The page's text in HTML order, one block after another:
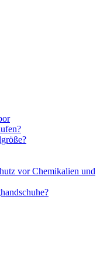
vor Chemikalien und